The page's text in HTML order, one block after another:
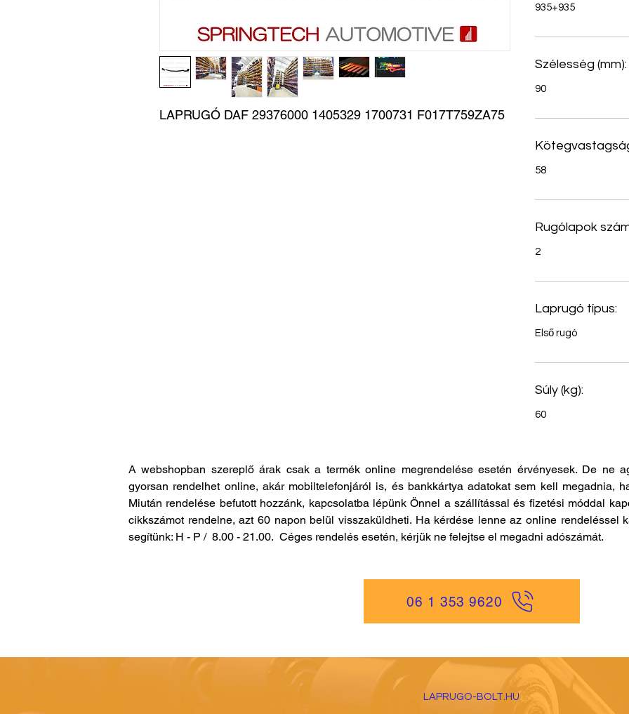
LAPRUGÓ DAF 29376000 1405329 1700731 F017T759ZA75
935+935
Szélesség (mm):
90
58
Rugólapok
2
Laprugó típus:
Első rugó
Súly (kg):
60
A webshopban szereplő árak csak a termék online megrendelése esetén érvényesek. De ne
gyorsan rendelhet online, akár mobiltelefonjáról is, és bankkártya adatokat sem kell megadnia,
Miután rendelése befutott hozzánk, kapcsolatba lépünk Önnel a szállítással és fizetési móddal
cikkszámot rendelne, azt 60 napon belül visszaküldheti. Ha kérdése lenne az online rendeléssel
segítünk: H - P / 8.00 - 21.00. Céges rendelés esetén, kérjük ne felejtse el megadni adószámát.
06 1 353 9620
LAPRUGO-BOLT.HU